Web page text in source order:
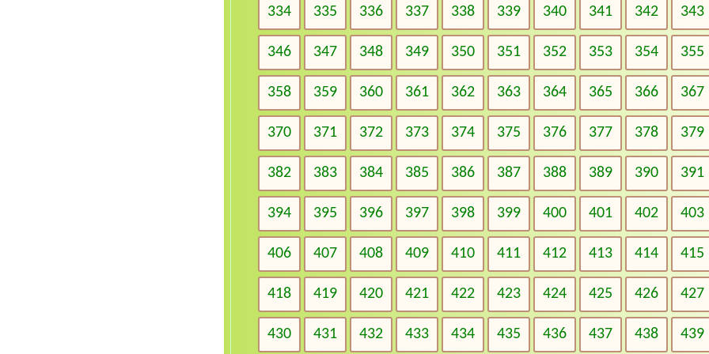
334 335 336 337 338 339 340 341 342 343
346 347 348 349 350 351 352 353 354 355
358 359 360 361 362 363 364 365 366 367
370 371 372 373 374 375 376 377 378 379
382 383 384 385 386 387 388 389 390 391
394 395 396 397 398 399 400 401 402 403
406 407 408 409 410 411 412 413 414 415
418 419 420 421 422 423 424 425 426 427
430 431 432 433 434 435 436 437 438 439